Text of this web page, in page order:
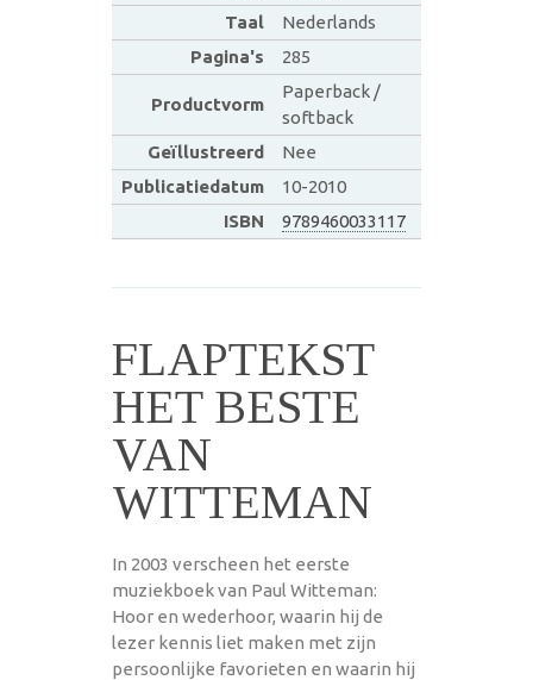
Taal
Nederlands
Pagina's
285
Productvorm
Paperback /
softback
Geïllustreerd
Nee
Publicatiedatum
10-2010
ISBN
9789460033117
FLAPTEKST
HET BESTE
VAN
WITTEMAN
In 2003 verscheen het eerste
muziekboek van Paul Witteman:
Hoor en wederhoor, waarin hij de
lezer kennis liet maken met zijn
persoonlijke favorieten en waarin hij